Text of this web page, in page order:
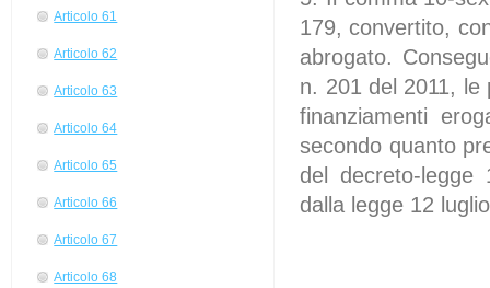
Articolo 61
Articolo 62
Articolo 63
Articolo 64
Articolo 65
Articolo 66
Articolo 67
Articolo 68
179, convertito,
abrogato.
n. 201 del 2011, le
finanziamenti
secondo quanto
del decreto-legge
dalla legge 12